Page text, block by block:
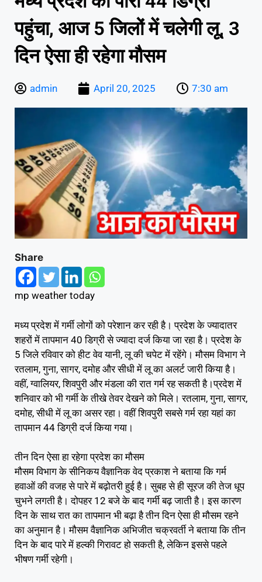
पहुंचा, आज 5 जिलों में चलेगी लू, 3
दिन ऐसा ही रहेगा मौसम
admin April 20, 2025 7:30 am
Share
mp weather today
मध्य प्रदेश में गर्मी लोगों को परेशान कर रही है। प्रदेश के ज्यादातर
शहरों में तापमान 40 डिग्री से ज्यादा दर्ज किया जा रहा है। प्रदेश के
5 जिले रविवार को हीट वेव यानी, लू की चपेट में रहेंगे। मौसम विभाग ने
रतलाम, गुना, सागर, दमोह और सीधी में लू का अलर्ट जारी किया है।
वहीं, ग्वालियर, शिवपुरी और मंडला की रात गर्म रह सकती है।प्रदेश में
शनिवार को भी गर्मी के तीखे तेवर देखने को मिले। रतलाम, गुना, सागर,
दमोह, सीधी में लू का असर रहा। वहीं शिवपुरी सबसे गर्म रहा यहां का
तापमान 44 डिग्री दर्ज किया गया।
तीन दिन ऐसा हा रहेगा प्रदेश का मौसम
मौसम विभाग के सीनिकय वैज्ञानिक वेद प्रकाश ने बताया कि गर्म
हवाओं की वजह से पारे में बढ़ोतरी हुई है। सुबह से ही सूरज की तेज धूप
चुभने लगती है। दोपहर 12 बजे के बाद गर्मी बढ़ जाती है। इस कारण
दिन के साथ रात का तापमान भी बढ़ा है तीन दिन ऐसा ही मौसम रहने
का अनुमान है। मौसम वैज्ञानिक अभिजीत चक्रवर्ती ने बताया कि तीन
दिन के बाद पारे में हल्की गिरावट हो सकती है, लेकिन इससे पहले
भीषण गर्मी रहेगी।